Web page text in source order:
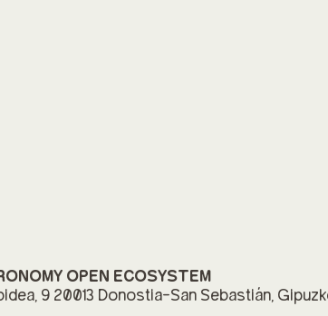
OPEN ECOSYSTEM
9 20013 Donostia-San Sebastián,